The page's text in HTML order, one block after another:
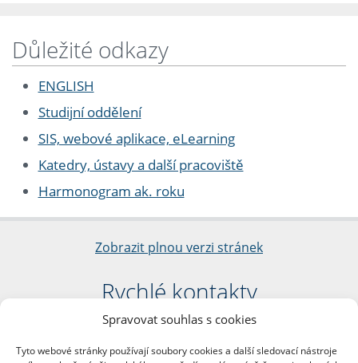
Spravovat souhlas s cookies
Tyto webové stránky používají soubory cookies a další sledovací nástroje
Důležité odkazy
ENGLISH
Studijní oddělení
SIS, webové aplikace, eLearning
Katedry, ústavy a další pracoviště
Harmonogram ak. roku
Zobrazit plnou verzi stránek
Rychlé kontakty
Filozofická fakulta
nám. Jana Palacha 1/2